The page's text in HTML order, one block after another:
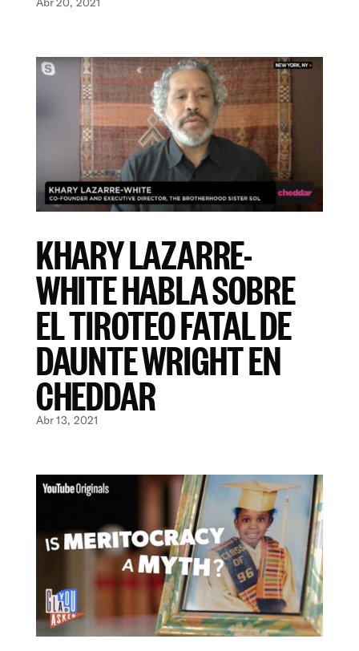
KHARY LAZARRE-
WHITE HABLA SOBRE
EL TIROTEO FATAL DE
DAUNTE WRIGHT EN
CHEDDAR
Abr 13, 2021